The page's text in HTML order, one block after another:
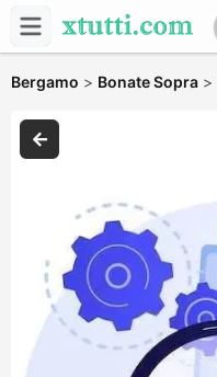
Bergamo > Bonate Sopra >